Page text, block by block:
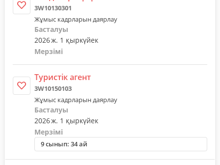
3W10130301
Жұмыс кадрларын даярлау
Басталуы
2026 ж. 1 қыркүйек
Мерзімі
Туристiк агент
3W10150103
Жұмыс кадрларын даярлау
Басталуы
2026 ж. 1 қыркүйек
Мерзімі
9 сынып: 34 ай